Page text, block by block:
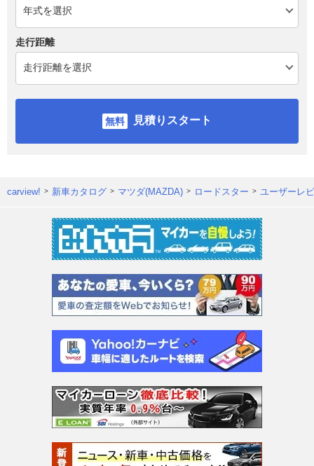
走行距離
見積りスタート
carview! 新車カタログ マツダ(MAZDA) ロードスター ユーザーレ